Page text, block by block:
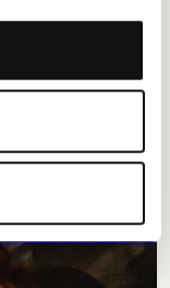
la facciata
dal 22